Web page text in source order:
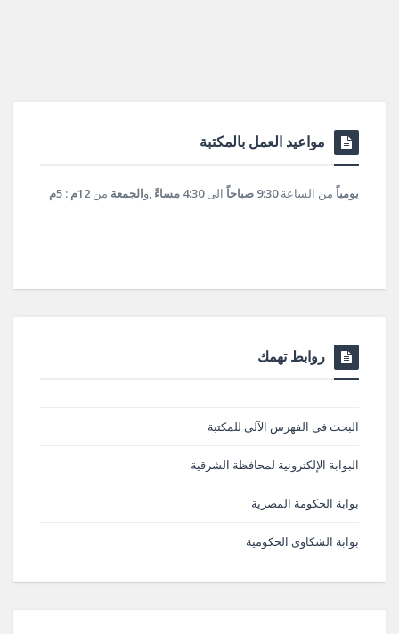
مواعيد العمل بالمكتبة
يومياً من الساعة9:30 صباحاً الى4:30 مساءً ,والجمعة من 12م : 5م
روابط تهمك
البحث فى الفهرس الآلى للمكتبة
البوابة الإلكترونية لمحافظة الشرقية
بوابة الحكومة المصرية
بوابة الشكاوى الحكومية